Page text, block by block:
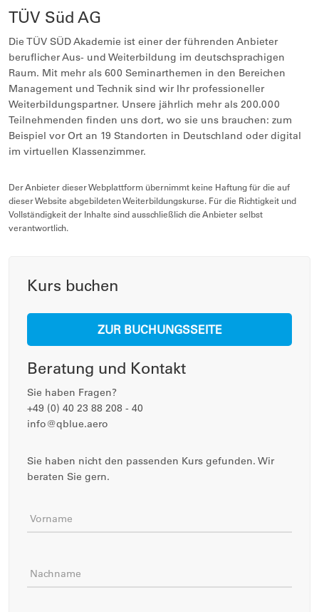
TÜV Süd AG
Die TÜV SÜD Akademie ist einer der führenden Anbieter
beruflicher Aus- und Weiterbildung im deutschsprachigen
Raum. Mit mehr als 600 Seminarthemen in den Bereichen
Management und Technik sind wir Ihr professioneller
Weiterbildungspartner. Unsere jährlich mehr als 200.000
Teilnehmenden finden uns dort, wo sie uns brauchen: zum
Beispiel vor Ort an 19 Standorten in Deutschland oder digital
im virtuellen Klassenzimmer.
Der Anbieter dieser Webplattform übernimmt keine Haftung für die auf
dieser Website abgebildeten Weiterbildungskurse. Für die Richtigkeit und
Vollständigkeit der Inhalte sind ausschließlich die Anbieter selbst
verantwortlich.
Kurs buchen
ZUR BUCHUNGSSEITE
Beratung und Kontakt
Sie haben Fragen?
+49 (0) 40 23 88 208 - 40
info@qblue.aero
Sie haben nicht den passenden Kurs gefunden. Wir
beraten Sie gern.
Vorname
Nachname